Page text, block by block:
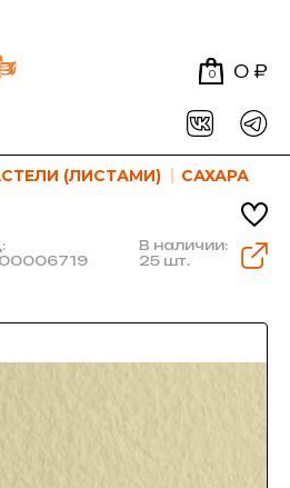
0 0 ₽
(ЛИСТАМИ) САХАРА
В наличии:
25 шт.